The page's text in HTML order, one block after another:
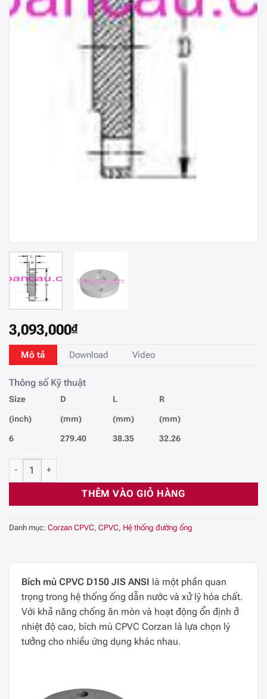
3,093,000₫
Mô tả Download Video
Thông số Kỹ thuật
Size D L
R
(inch)
(mm) (mm)
(mm)
6
279.40 38.35 32.26
Bích mù - Blind flange CPVC Công Nghiệp SCH80, DN150 số lượng
THÊM VÀO GIỎ HÀNG
Danh mục: Corzan CPVC, CPVC, Hệ thống đường ống
Bích mù CPVC D150 JIS ANSI là một phần quan
trọng trong hệ thống ống dẫn nước và xử lý hóa chất.
Với khả năng chống ăn mòn và hoạt động ổn định ở
nhiệt độ cao, bích mù CPVC Corzan là lựa chọn lý
tưởng cho nhiều ứng dụng khác nhau.